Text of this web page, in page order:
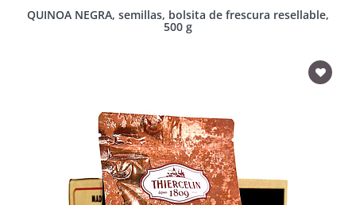
QUINOA NEGRA, semillas, bolsita de frescura resellable,
500 g